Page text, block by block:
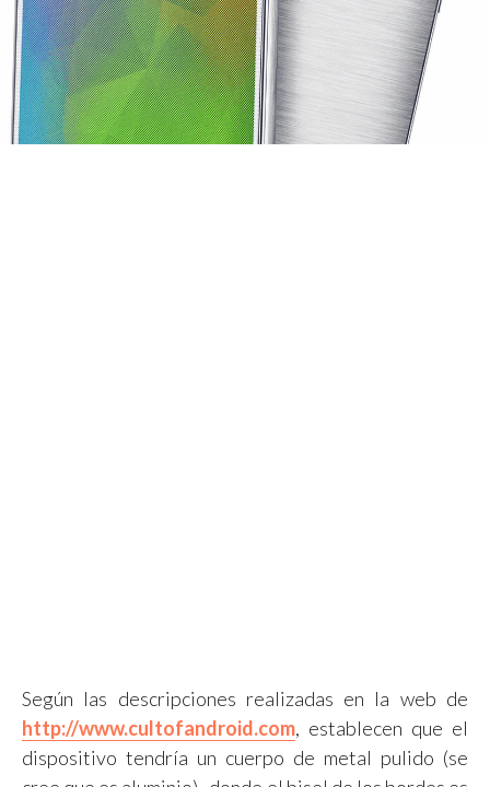
Según las descripciones realizadas en la web de
http://www.cultofandroid.com, establecen que el
dispositivo tendría un cuerpo de metal pulido (se